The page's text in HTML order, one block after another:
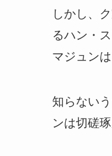
しかし、
るハン・
マジュン
知らない
ンは切磋